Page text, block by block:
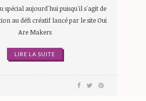
spécial aujourd'hui puisqu'il s'agit de
au défi créatif lancé par le site Oui
Are Makers
LIRE LA SUITE